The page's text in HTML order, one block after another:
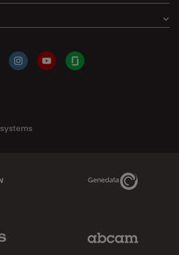
InstagramYouTubeGlassdoor
Genedata Link